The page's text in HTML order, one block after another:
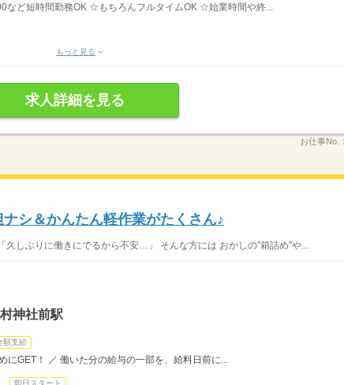
ど短時間勤務OK ☆もちろんフルタイムOK ☆始業時間や終...
もっと見る
求人詳細を見る
お仕事No.：
シ＆かんたん軽作業がたくさん♪
久しぶりに働きにでるから不安…」 そんな方には おかしの”箱詰め”や...
神社前駅
額支給
GET！ ／ 働いた分の給与の一部を、給料日前に...
即日スタート